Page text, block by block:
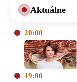
Aktuálne
20:00
19:00